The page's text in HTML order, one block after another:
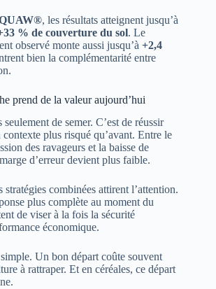
, les résultats atteignent jusqu’à
% de couverture du sol. Le
observé monte aussi jusqu’à +2,4
bien la complémentarité entre
prend de la valeur aujourd’hui
de semer. C’est de réussir
plus risqué qu’avant. Entre le
des ravageurs et la baisse de
d’erreur devient plus faible.
stratégies combinées attirent l’attention.
plus complète au moment du
de viser à la fois la sécurité
économique.
Un bon départ coûte souvent
à rattraper. Et en céréales, ce départ